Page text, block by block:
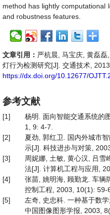
method has lightly computational
and robustness features.
文章引用： 严杭晨, 马宝庆, 黄磊
灯行为检测研究[J]. 交通技术,
https://dx.doi.org/10.12677/
参考文献
[1]
杨明. 面向智能交通系统的
1, 9: 4-7.
[2]
夏劲, 郭红卫. 国内外城市
示[J]. 科技进步与对策,
[3]
周妮娜, 土敏, 黄心汉, 吕雪
法[J]. 计算机工程与应用,
[4]
张苗, 姚明海, 顾勤龙. 车辆
控制工程, 2003, 10(1): 59-
[5]
左奇, 史忠科. 一种基于数
中国图像图形学报, 2003,